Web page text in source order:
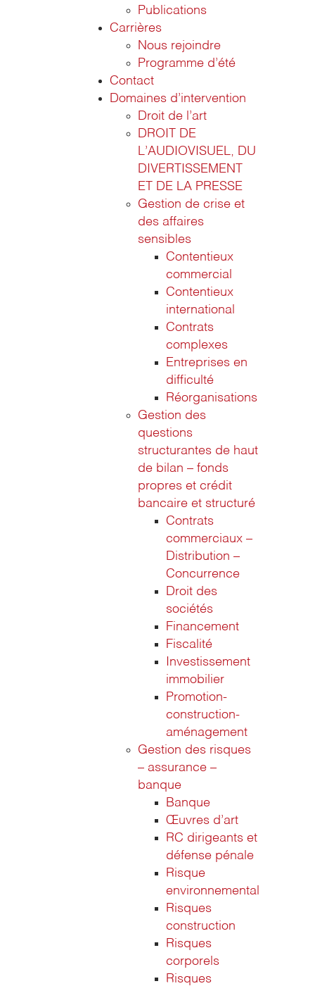
Publications
Carrières
Nous rejoindre
Programme d’été
Contact
Domaines d’intervention
Droit de l’art
DROIT DE
L’AUDIOVISUEL, DU
DIVERTISSEMENT
ET DE LA PRESSE
Gestion de crise et
des affaires
sensibles
Contentieux
commercial
Contentieux
international
Contrats
complexes
Entreprises en
difficulté
Réorganisations
Gestion des
questions
structurantes de haut
de bilan – fonds
propres et crédit
bancaire et structuré
Contrats
commerciaux –
Distribution –
Concurrence
Droit des
sociétés
Financement
Fiscalité
Investissement
immobilier
Promotion-
construction-
aménagement
Gestion des risques
– assurance –
banque
Banque
Œuvres d’art
RC dirigeants et
défense pénale
Risque
environnemental
Risques
construction
Risques
corporels
Risques